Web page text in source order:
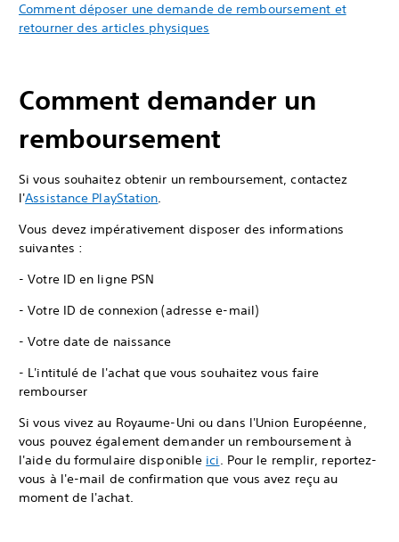
Comment déposer une demande de remboursement et
retourner des articles physiques
Comment demander un
remboursement
Si vous souhaitez obtenir un remboursement, contactez
l'Assistance PlayStation.
Vous devez impérativement disposer des informations
suivantes :
- Votre ID en ligne PSN
- Votre ID de connexion (adresse e-mail)
- Votre date de naissance
- L'intitulé de l'achat que vous souhaitez vous faire
rembourser
Si vous vivez au Royaume-Uni ou dans l'Union Européenne,
vous pouvez également demander un remboursement à
l'aide du formulaire disponible ici. Pour le remplir, reportez-
vous à l'e-mail de confirmation que vous avez reçu au
moment de l'achat.